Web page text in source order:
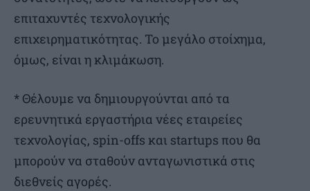
επιταχυντές τεχνολογικής
επιχειρηματικότητας. Το μεγάλο στοίχημα,
όμως, είναι η κλιμάκωση.
* Θέλουμε να δημιουργούνται από τα
ερευνητικά εργαστήρια νέες εταιρείες
τεχνολογίας, spin-offs και startups που θα
μπορούν να σταθούν ανταγωνιστικά στις
διεθνείς αγορές.